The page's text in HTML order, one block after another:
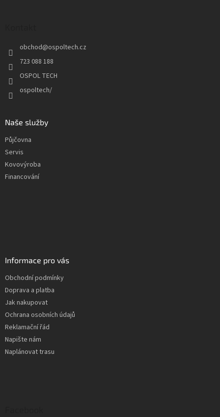
obchod@ospoltech.cz
723 088 188
OSPOL TECH
ospoltech/
Naše služby
Půjčovna
Servis
Kovovýroba
Financování
Informace pro vás
Obchodní podmínky
Doprava a platba
Jak nakupovat
Ochrana osobních údajů
Reklamační řád
Napište nám
Naplánovat trasu